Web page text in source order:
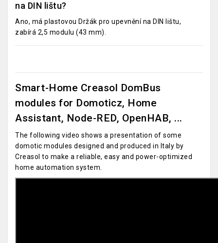
na DIN lištu?
Ano, má plastovou Držák pro upevnění na DIN lištu,
zabírá 2,5 modulu (43 mm).
Smart-Home Creasol DomBus
modules for Domoticz, Home
Assistant, Node-RED, OpenHAB, ...
The following video shows a presentation of some
domotic modules designed and produced in Italy by
Creasol to make a reliable, easy and power-optimized
home automation system.